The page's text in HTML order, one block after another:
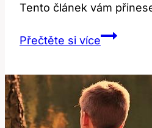
Tento článek vám
Přečtěte si víceProblémy
operaci
očí: